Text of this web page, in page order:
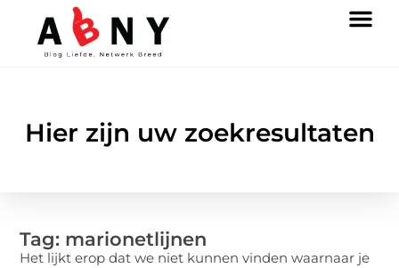
Hier zijn uw zoekresultaten
Tag: marionetlijnen
Het lijkt erop dat we niet kunnen vinden waarnaar je